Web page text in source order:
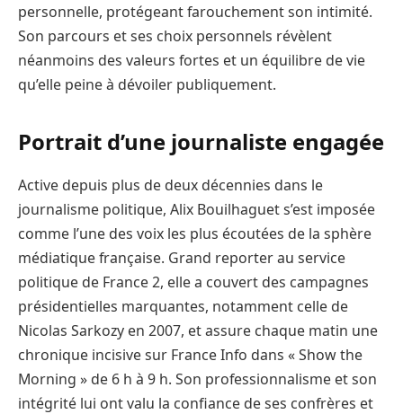
personnelle, protégeant farouchement son intimité.
Son parcours et ses choix personnels révèlent
néanmoins des valeurs fortes et un équilibre de vie
qu’elle peine à dévoiler publiquement.
Portrait d’une journaliste engagée
Active depuis plus de deux décennies dans le
journalisme politique, Alix Bouilhaguet s’est imposée
comme l’une des voix les plus écoutées de la sphère
médiatique française. Grand reporter au service
politique de France 2, elle a couvert des campagnes
présidentielles marquantes, notamment celle de
Nicolas Sarkozy en 2007, et assure chaque matin une
chronique incisive sur France Info dans « Show the
Morning » de 6 h à 9 h. Son professionnalisme et son
intégrité lui ont valu la confiance de ses confrères et